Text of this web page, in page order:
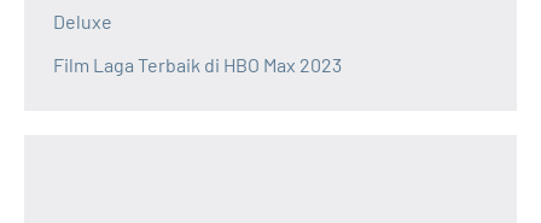
Deluxe
Film Laga Terbaik di HBO Max 2023